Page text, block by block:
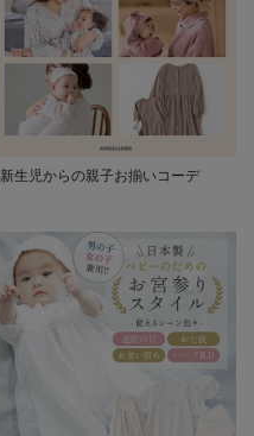
新生児からの親子お揃いコーデ